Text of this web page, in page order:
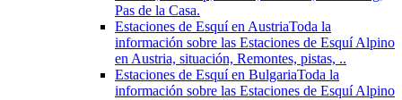
Pas de la Casa.
Estaciones de Esquí en AustriaToda la
información sobre las Estaciones de Esquí Alpino
en Austria, situación, Remontes, pistas, ..
Estaciones de Esquí en BulgariaToda la
información sobre las Estaciones de Esquí Alpino